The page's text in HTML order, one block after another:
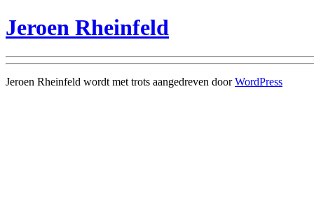
Jeroen Rheinfeld
Jeroen Rheinfeld wordt met trots aangedreven doorWordPress